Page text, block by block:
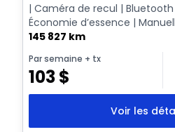
| Caméra de recul |
Économie d’essence |
145 827 km
Par semaine + tx
103$
Voir les